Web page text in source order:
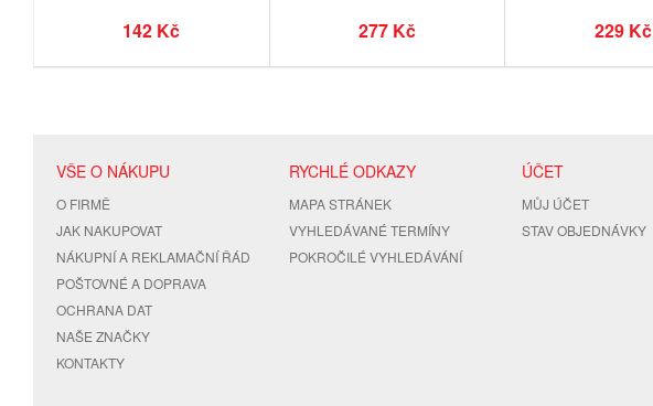
142 Kč 277 Kč 229 Kč
VŠE O NÁKUPU
O FIRMĚ
JAK NAKUPOVAT
NÁKUPNÍ A REKLAMAČNÍ ŘÁD
POŠTOVNÉ A DOPRAVA
OCHRANA DAT
NAŠE ZNAČKY
KONTAKTY
RYCHLÉ ODKAZY
MAPA STRÁNEK
VYHLEDÁVANÉ TERMÍNY
POKROČILÉ VYHLEDÁVÁNÍ
ÚČET
MŮJ ÚČET
STAV OBJEDNÁVKY